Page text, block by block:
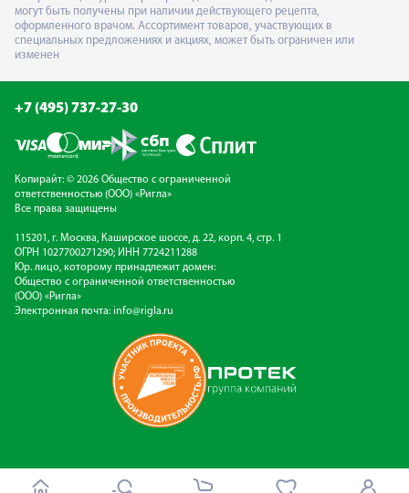
могут быть получены при наличии действующего рецепта,
оформленного врачом. Ассортимент товаров, участвующих в
специальных предложениях и акциях, может быть ограничен или
изменен
+7 (495) 737-27-30
Копирайт: © 2026 Общество с ограниченной
ответственностью (ООО) «Ригла»
Все права защищены
115201, г. Москва, Каширское шоссе, д. 22, корп. 4, стр. 1
ОГРН 1027700271290; ИНН 7724211288
Юр. лицо, которому принадлежит домен:
Общество с ограниченной ответственностью
(ООО) «Ригла»
Электронная почта: info@rigla.ru